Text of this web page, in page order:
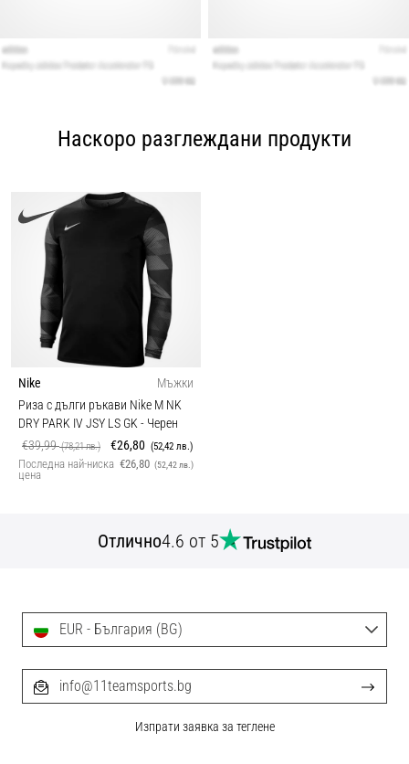
Наскоро разглеждани продукти
Nike
Мъжки
Риза с дълги ръкави Nike M NK
DRY PARK IV JSY LS GK- Черен
€39,99(78,21 лв.) €26,80 (52,42 лв.)
Последна най-ниска
цена
€26,80 (52,42 лв.)
Отлично4.6 от 5
EUR - България (BG)
info@11teamsports.bg
Изпрати заявка за теглене